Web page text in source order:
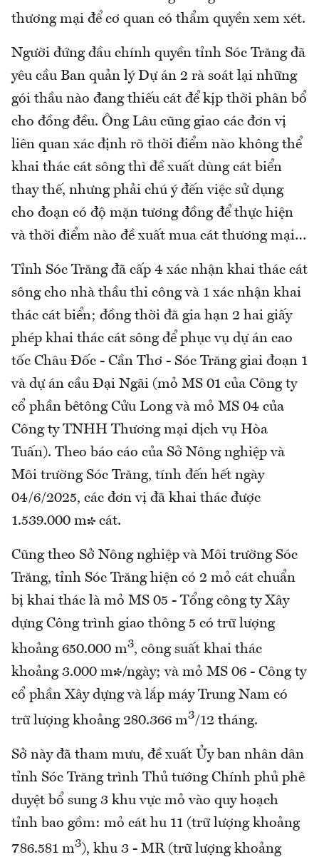
thương mại để cơ quan có thẩm quyền xem xét.
Người đứng đầu chính quyền tỉnh Sóc Trăng đã
yêu cầu Ban quản lý Dự án 2 rà soát lại những
gói thầu nào đang thiếu cát để kịp thời phân bổ
cho đồng đều. Ông Lâu cũng giao các đơn vị
liên quan xác định rõ thời điểm nào không thể
khai thác cát sông thì đề xuất dùng cát biển
thay thế, nhưng phải chú ý đến việc sử dụng
cho đoạn có độ mặn tương đồng để thực hiện
và thời điểm nào đề xuất mua cát thương mại…
Tỉnh Sóc Trăng đã cấp 4 xác nhận khai thác cát
sông cho nhà thầu thi công và 1 xác nhận khai
thác cát biển; đồng thời đã gia hạn 2 hai giấy
phép khai thác cát sông để phục vụ dự án cao
tốc Châu Đốc - Cần Thơ - Sóc Trăng giai đoạn 1
và dự án cầu Đại Ngãi (mỏ MS 01 của Công ty
cổ phần bêtông Cửu Long và mỏ MS 04 của
Công ty TNHH Thương mại dịch vụ Hòa
Tuấn). Theo báo cáo của Sở Nông nghiệp và
Môi trường Sóc Trăng, tính đến hết ngày
04/6/2025, các đơn vị đã khai thác được
1.539.000 m³ cát.
Cũng theo Sở Nông nghiệp và Môi trường Sóc
Trăng, tỉnh Sóc Trăng hiện có 2 mỏ cát chuẩn
bị khai thác là mỏ MS 05 - Tổng công ty Xây
dựng Công trình giao thông 5 có trữ lượng
khoảng 650.000 m3, công suất khai thác
khoảng 3.000 m³/ngày; và mỏ MS 06 - Công ty
cổ phần Xây dựng và lắp máy Trung Nam có
trữ lượng khoảng 280.366 m3/12 tháng.
Sở này đã tham mưu, đề xuất Ủy ban nhân dân
tỉnh Sóc Trăng trình Thủ tướng Chính phủ phê
duyệt bổ sung 3 khu vực mỏ vào quy hoạch
tỉnh bao gồm: mỏ cát hu 11 (trữ lượng khoảng
786.581 m3), khu 3 - MR (trữ lượng khoảng